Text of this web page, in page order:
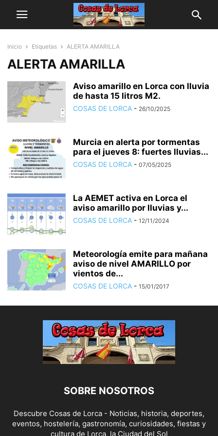
Inicio Etiquetas ALERTA AMARILLA
ALERTA AMARILLA
Aviso amarillo en Lorca con lluvia
de hasta 15 litros M2.
COSAS DE LORCA - 26/10/2025
Murcia en alerta por tormentas
para el jueves 8: fuertes lluvias...
COSAS DE LORCA - 07/05/2025
La AEMET activa en Lorca el
aviso amarillo por lluvias y...
COSAS DE LORCA - 12/11/2024
Meteorología emite para mañana
aviso de nivel AMARILLO por
vientos de...
COSAS DE LORCA - 15/01/2017
SOBRE NOSOTROS
Descubre Cosas de Lorca - Noticias, historia, deportes,
eventos, hostelería, gastronomía, curiosidades, fiestas y
cultura de Lorca, la Ciudad del Sol